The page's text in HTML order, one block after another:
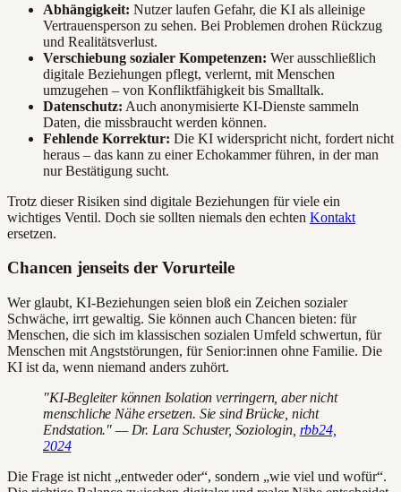
Abhängigkeit: Nutzer laufen Gefahr, die KI als alleinige
Vertrauensperson zu sehen. Bei Problemen drohen Rückzug
und Realitätsverlust.
Verschiebung sozialer Kompetenzen: Wer ausschließlich
digitale Beziehungen pflegt, verlernt, mit Menschen
umzugehen – von Konfliktfähigkeit bis Smalltalk.
Datenschutz: Auch anonymisierte KI-Dienste sammeln
Daten, die missbraucht werden können.
Fehlende Korrektur: Die KI widerspricht nicht, fordert nicht
heraus – das kann zu einer Echokammer führen, in der man
nur Bestätigung sucht.
Trotz dieser Risiken sind digitale Beziehungen für viele ein
wichtiges Ventil. Doch sie sollten niemals den echten Kontakt
ersetzen.
Chancen jenseits der Vorurteile
Wer glaubt, KI-Beziehungen seien bloß ein Zeichen sozialer
Schwäche, irrt gewaltig. Sie können auch Chancen bieten: für
Menschen, die sich im klassischen sozialen Umfeld schwertun, für
Menschen mit Angststörungen, für Senior:innen ohne Familie. Die
KI ist da, wenn niemand anders zuhört.
"KI-Begleiter können Isolation verringern, aber nicht
menschliche Nähe ersetzen. Sie sind Brücke, nicht
Endstation." — Dr. Lara Schuster, Soziologin, rbb24,
2024
Die Frage ist nicht „entweder oder“, sondern „wie viel und wofür“.